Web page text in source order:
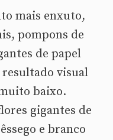
mais enxuto,
pompons de
de papel
visual
baixo.
gigantes de
e branco